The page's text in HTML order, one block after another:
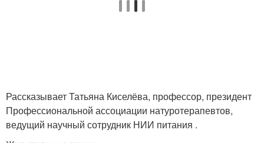
Рассказывает Татьяна Киселёва, профессор, президент
Профессиональной ассоциации натуротерапевтов,
ведущий научный сотрудник НИИ питания .